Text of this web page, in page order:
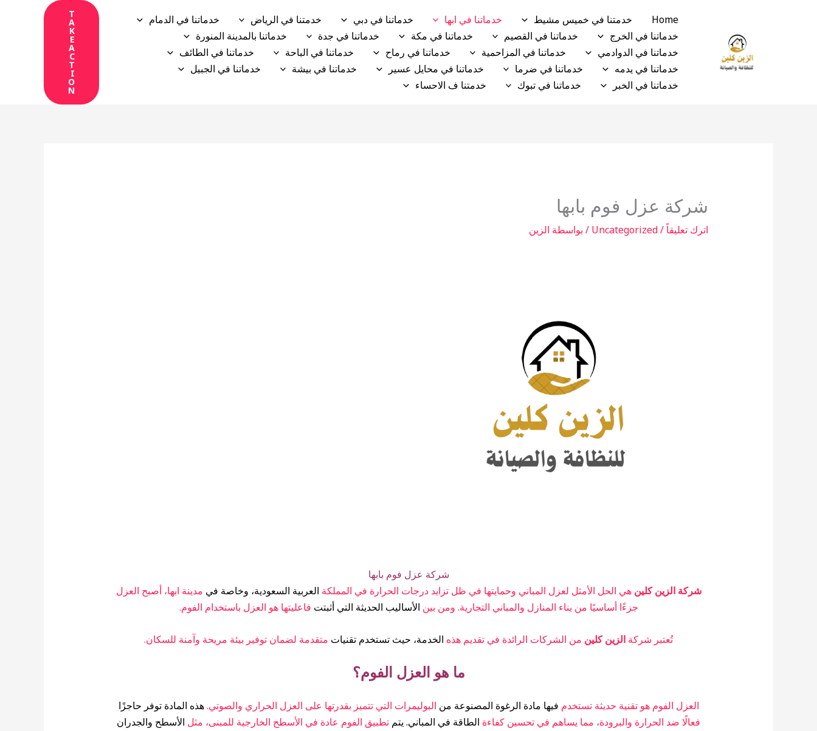
Home خدمتنا في خميس مشيط خدماتنا في ابها خدماتنا في دبي خدمتنا في الرياض
خدماتنا في الدمام
خدماتنا في الخرج
خدماتنا في القصيم خدماتنا في مكة خدماتنا في جدة
خدماتنا بالمدينة المنورة
خدماتنا في الدوادمي
خدماتنا في المزاحمية خدماتنا في رماح خدماتنا في الباحة
خدماتنا في الطائف
خدماتنا في يدمه
خدماتنا في ضرما خدماتنا في محايل عسير خدماتنا في بيشة
خدماتنا في الجبيل
خدماتنا في الخبر
خدماتنا في تبوك خدمتنا ف الاحساء
T
A
K
E
A
C
T
I
O
N
شركة عزل فوم بابها
اترك تعليقاً/
Uncategorized / بواسطة الزين
شركة عزل فوم بابها
شركة الزين كلينهي الحل الأمثل لعزل المباني وحمايتها في ظل تزايد درجات الحرارة في المملكة العربية السعودية، وخاصة في مدينة ابها، أصبح العزل
جزءًا أساسيًا من بناء المنازل والمباني التجارية. ومن بين الأساليب الحديثة التي أثبتت فاعليتها هو العزل باستخدام الفوم.
تُعتبر شركة الزين كلين من الشركات الرائدة في تقديم هذه الخدمة، حيث تستخدم تقنيات متقدمة لضمان توفير بيئة مريحة وآمنة للسكان.
ما هو العزل الفوم؟
العزل الفوم هو تقنية حديثة تستخدم فيها مادة الرغوة المصنوعة من البوليمرات التي تتميز بقدرتها على العزل الحراري والصوتي.هذه المادة توفر حاجزًا
فعالًا ضد الحرارة والبرودة، مما يساهم في تحسين كفاءة الطاقة في المباني. يتم تطبيق الفوم عادة في الأسطح الخارجية للمبنى، مثل الأسطح والجدران